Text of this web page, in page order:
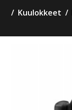
Kuulokkeet